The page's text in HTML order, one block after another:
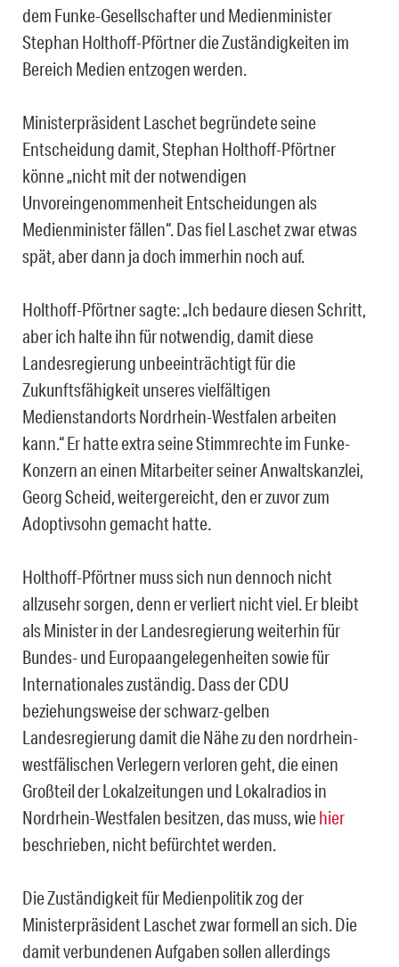
dem Funke-Gesellschafter und Medienminister
Stephan Holthoff-Pförtner die Zuständigkeiten im
Bereich Medien entzogen werden.
Ministerpräsident Laschet begründete seine
Entscheidung damit, Stephan Holthoff-Pförtner
könne „nicht mit der notwendigen
Unvoreingenommenheit Entscheidungen als
Medienminister fällen“. Das fiel Laschet zwar etwas
spät, aber dann ja doch immerhin noch auf.
Holthoff-Pförtner sagte: „Ich bedaure diesen Schritt,
aber ich halte ihn für notwendig, damit diese
Landesregierung unbeeinträchtigt für die
Zukunftsfähigkeit unseres vielfältigen
Medienstandorts Nordrhein-Westfalen arbeiten
kann.“ Er hatte extra seine Stimmrechte im Funke-
Konzern an einen Mitarbeiter seiner Anwaltskanzlei,
Georg Scheid, weitergereicht, den er zuvor zum
Adoptivsohn gemacht hatte.
Holthoff-Pförtner muss sich nun dennoch nicht
allzusehr sorgen, denn er verliert nicht viel. Er bleibt
als Minister in der Landesregierung weiterhin für
Bundes- und Europaangelegenheiten sowie für
Internationales zuständig. Dass der CDU
beziehungsweise der schwarz-gelben
Landesregierung damit die Nähe zu den nordrhein-
westfälischen Verlegern verloren geht, die einen
Großteil der Lokalzeitungen und Lokalradios in
Nordrhein-Westfalen besitzen, das muss, wiehier
beschrieben, nicht befürchtet werden.
Die Zuständigkeit für Medienpolitik zog der
Ministerpräsident Laschet zwar formell an sich. Die
damit verbundenen Aufgaben sollen allerdings